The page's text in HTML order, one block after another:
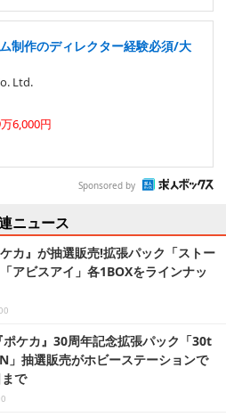
制作のディレクター経験必須/大
Ltd.
6,000円
Sponsored by
ニュース
カ』が抽選販売!拡張パック「ストー
アビスアイ」各1BOXをラインナッ
ポケカ』30周年記念拡張パック「30t
」抽選販売がホビーステーションで
で